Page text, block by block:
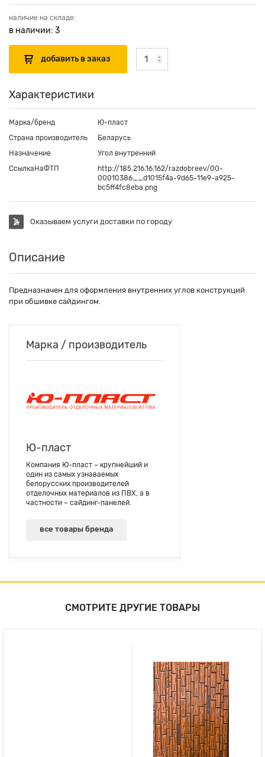
наличие на складе:
в наличии: 3
Характеристики
Марка/бренд
Ю-пласт
Страна производитель
Беларусь
Назначение
Угол внутренний
СсылкаНаФТП
http://185.216.16.162/razdobreev/00-
00010386__d1015f4a-9d65-11e9-a925-
bc5ff4fc8eba.png
Оказываем услуги доставки по городу
Описание
Предназначен для оформления внутренних углов конструкций
при обшивке сайдингом.
Марка / производитель
Ю-пласт
Компания Ю-пласт – крупнейший и
один из самых узнаваемых
белорусских производителей
отделочных материалов из ПВХ, а в
частности – сайдинг-панелей.
все товары бренда
СМОТРИТЕ ДРУГИЕ ТОВАРЫ